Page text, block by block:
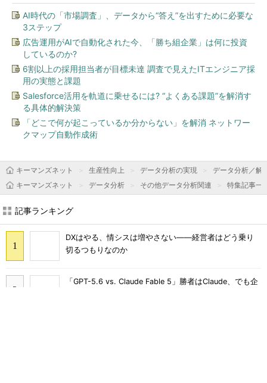
AI時代の「市場調査」、データから“答え”を出すために必要な
3ステップ
広告運用がAIで自動化された今、「勝ち組企業」は何に投資
しているのか?
6割以上の採用担当者が目標未達 調査で見えたITエンジニア採
用の実態と課題
Salesforce活用を軌道に乗せるには? “よくある課題”を解消す
る具体的解決策
「どこで何が起こっているか分からない」を解消 ネットワー
クマップ自動作成術
キーマンズネット 生産性向上 データ分析の実現
データ分析／解
キーマンズネット
データ分析 その他データ分析関連 特集記事一
記事ランキング
DXはやる、情シスは増やさない――経営者はどう乗り
切るつもりなのか
「GPT-5.6 vs. Claude Fable 5」勝者はClaude、でも企